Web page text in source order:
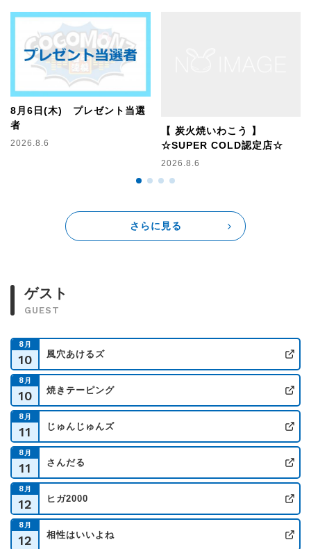
【小さくってごめんね！これが私の人生SECOND】
あなたの人生における、
とってもと～～～っても小さな行いを報告してください。
※【お金を持っている人観察会】はお休みです。
＜3時台＞
【アリオ川口 presents GOGOMONZ ショッピングエピソード お買
メッセージをご紹介した方全員にGOGOMONZステッカーをプレゼント
「私の。あの人の。『言わない』or『伝えない』or『教えない』の、記
憶」です。
【義理と名の付く家族への手紙！】
義理の母、義理の父、義理の兄、義理の姉 and more！
義理と名の付く家族へ、面と向かって言えないことを、
手紙にしたためてください。心の大掃除をお手伝いいたします。
＜4時台＞【4時のGOGOMONZ】
メッセージテーマはこちら！
①「おろ？！『それがどうした？！』『だからなんだ？！』の、記憶」
②「おろ？！『クソバイト』or『クズバイト』or『アホバイト』の記
憶」
③「『今は令和だぞ！』or『平成が抜けない』or『どっぷり昭和』報告
会」
8月6日(木) プレゼント当選
者
2026.8.6
【 炭火焼いわこう 】
☆SUPER COLD認定店☆
2026.8.6
さらに見る
ゲスト
GUEST
8月
10
風穴あけるズ
8月
10
焼きテーピング
8月
11
じゅんじゅんズ
8月
11
さんだる
8月
12
ヒガ2000
8月
12
相性はいいよね